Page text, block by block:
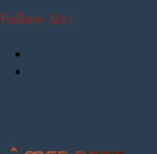
Follow Us: